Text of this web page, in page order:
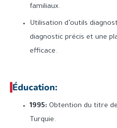
familiaux.
Utilisation d’outils
diagnostic précis et une
efficace.
Éducation:
1995: Obtention du titre
Turquie.